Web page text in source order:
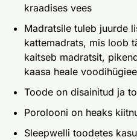
kraadises vees
Madratsile tuleb juurde
kattemadrats, mis loob
kaitseb madratsit,
kaasa heale
Toode on disainitud ja
Porolooni on heaks
Sleepwelli toodetes